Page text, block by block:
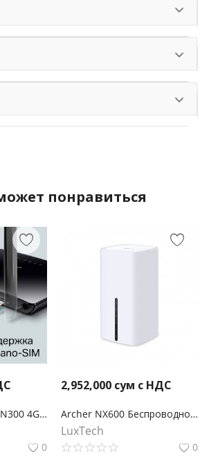
понравиться
TP-Link TL-MR6400 N300 4G LTE Wi-Fi роутер
0
2,952,000 сум с НДС
Archer NX600 Беспроводной двухдиапазонный 5G маршрутизатор AX3600 2,5 Гбит/с
LuxTech
0